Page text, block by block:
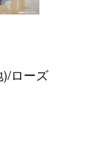
ローズ